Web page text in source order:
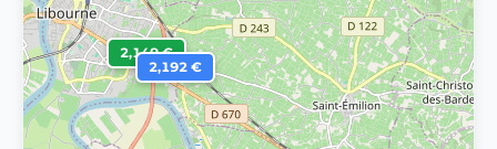
2,192 €
2,149 €